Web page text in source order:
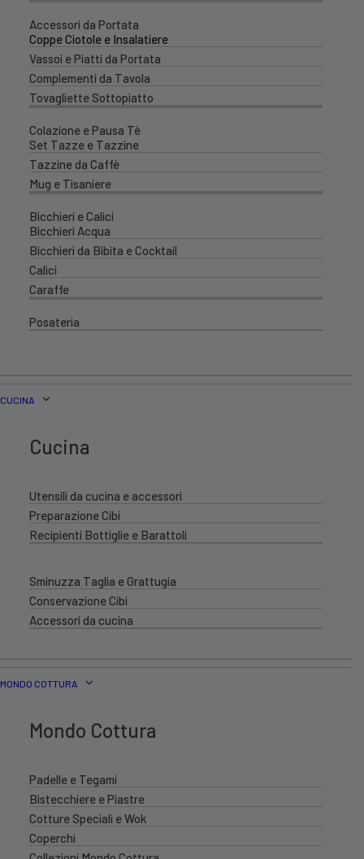
Accessori da Portata
Coppe Ciotole e Insalatiere
Vassoi e Piatti da Portata
Complementi da Tavola
Tovagliette Sottopiatto
Colazione e Pausa Tè
Set Tazze e Tazzine
Tazzine da Caffè
Mug e Tisaniere
Bicchieri e Calici
Bicchieri Acqua
Bicchieri da Bibita e Cocktail
Calici
Caraffe
Posateria
CUCINA
Cucina
Utensili da cucina e accessori
Preparazione Cibi
Recipienti Bottiglie e Barattoli
Sminuzza Taglia e Grattugia
Conservazione Cibi
Accessori da cucina
MONDO COTTURA
Mondo Cottura
Padelle e Tegami
Bistecchiere e Piastre
Cotture Speciali e Wok
Coperchi